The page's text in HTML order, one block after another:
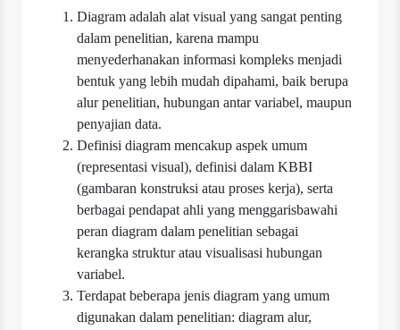
Diagram adalah alat visual yang sangat penting
dalam penelitian, karena mampu
menyederhanakan informasi kompleks menjadi
bentuk yang lebih mudah dipahami, baik berupa
alur penelitian, hubungan antar variabel, maupun
penyajian data.
Definisi diagram mencakup aspek umum
(representasi visual), definisi dalam KBBI
(gambaran konstruksi atau proses kerja), serta
berbagai pendapat ahli yang menggarisbawahi
peran diagram dalam penelitian sebagai
kerangka struktur atau visualisasi hubungan
variabel.
Terdapat beberapa jenis diagram yang umum
digunakan dalam penelitian: diagram alur,